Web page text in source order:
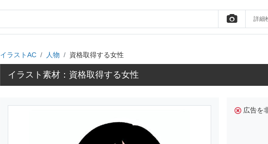
詳細
イラストAC 人物 資格取得する女性
イラスト素材：資格取得する女性
広告を